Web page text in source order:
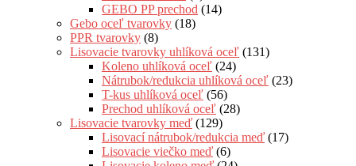
GEBO PP prechod (14)
Gebo oceľ tvarovky (18)
PPR tvarovky (8)
Lisovacie tvarovky uhlíková oceľ (131)
Koleno uhlíková oceľ (24)
Nátrubok/redukcia uhlíková oceľ (23)
T-kus uhlíková oceľ (56)
Prechod uhlíková oceľ (28)
Lisovacie tvarovky meď (129)
Lisovací nátrubok/redukcia meď (17)
Lisovacie viečko meď (6)